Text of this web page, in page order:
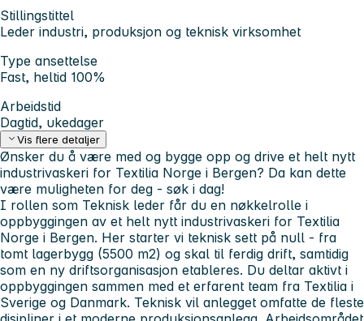
Stillingstittel
Leder industri, produksjon og teknisk virksomhet
Type ansettelse
Fast, heltid 100%
Arbeidstid
Dagtid, ukedager
Vis flere detaljer
Ønsker du å være med og bygge opp og drive et helt nytt
industrivaskeri for Textilia Norge i Bergen? Da kan dette
være muligheten for deg - søk i dag!
I rollen som Teknisk leder får du en nøkkelrolle i
oppbyggingen av et helt nytt industrivaskeri for Textilia
Norge i Bergen. Her starter vi teknisk sett på null - fra
tomt lagerbygg (5500 m2) og skal til ferdig drift, samtidig
som en ny driftsorganisasjon etableres. Du deltar aktivt i
oppbyggingen sammen med et erfarent team fra Textilia i
Sverige og Danmark. Teknisk vil anlegget omfatte de fleste